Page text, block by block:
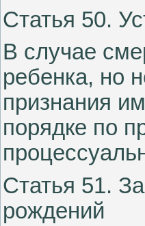
Статья 50.
В случае
ребенка, но
признания
порядке по
Статья 51.
рождений